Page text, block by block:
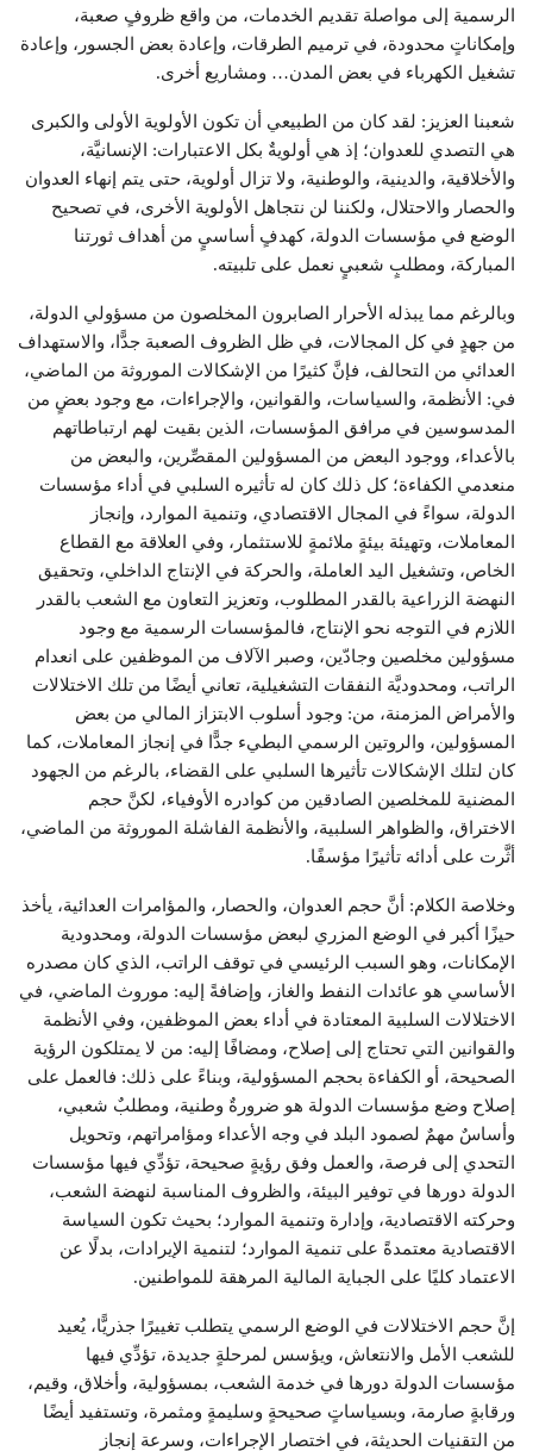
الرسمية إلى مواصلة تقديم الخدمات، من واقع ظروفٍ صعبة،
وإمكاناتٍ محدودة، في ترميم الطرقات، وإعادة بعض الجسور، وإعادة
تشغيل الكهرباء في بعض المدن… ومشاريع أخرى.
شعبنا العزيز: لقد كان من الطبيعي أن تكون الأولوية الأولى والكبرى
هي التصدي للعدوان؛ إذ هي أولويةٌ بكل الاعتبارات: الإنسانيَّة،
والأخلاقية، والدينية، والوطنية، ولا تزال أولوية، حتى يتم إنهاء العدوان
والحصار والاحتلال، ولكننا لن نتجاهل الأولوية الأخرى، في تصحيح
الوضع في مؤسسات الدولة، كهدفٍ أساسيٍ من أهداف ثورتنا
المباركة، ومطلبٍ شعبيٍ نعمل على تلبيته.
وبالرغم مما يبذله الأحرار الصابرون المخلصون من مسؤولي الدولة،
من جهدٍ في كل المجالات، في ظل الظروف الصعبة جدًّا، والاستهداف
العدائي من التحالف، فإنَّ كثيرًا من الإشكالات الموروثة من الماضي،
في: الأنظمة، والسياسات، والقوانين، والإجراءات، مع وجود بعضٍ من
المدسوسين في مرافق المؤسسات، الذين بقيت لهم ارتباطاتهم
بالأعداء، ووجود البعض من المسؤولين المقصِّرين، والبعض من
منعدمي الكفاءة؛ كل ذلك كان له تأثيره السلبي في أداء مؤسسات
الدولة، سواءً في المجال الاقتصادي، وتنمية الموارد، وإنجاز
المعاملات، وتهيئة بيئةٍ ملائمةٍ للاستثمار، وفي العلاقة مع القطاع
الخاص، وتشغيل اليد العاملة، والحركة في الإنتاج الداخلي، وتحقيق
النهضة الزراعية بالقدر المطلوب، وتعزيز التعاون مع الشعب بالقدر
اللازم في التوجه نحو الإنتاج، فالمؤسسات الرسمية مع وجود
مسؤولين مخلصين وجادّين، وصبر الآلاف من الموظفين على انعدام
الراتب، ومحدوديَّة النفقات التشغيلية، تعاني أيضًا من تلك الاختلالات
والأمراض المزمنة، من: وجود أسلوب الابتزاز المالي من بعض
المسؤولين، والروتين الرسمي البطيء جدًّا في إنجاز المعاملات، كما
كان لتلك الإشكالات تأثيرها السلبي على القضاء، بالرغم من الجهود
المضنية للمخلصين الصادقين من كوادره الأوفياء، لكنَّ حجم
الاختراق، والظواهر السلبية، والأنظمة الفاشلة الموروثة من الماضي،
أثَّرت على أدائه تأثيرًا مؤسفًا.
وخلاصة الكلام: أنَّ حجم العدوان، والحصار، والمؤامرات العدائية، يأخذ
حيزًا أكبر في الوضع المزري لبعض مؤسسات الدولة، ومحدودية
الإمكانات، وهو السبب الرئيسي في توقف الراتب، الذي كان مصدره
الأساسي هو عائدات النفط والغاز، وإضافةً إليه: موروث الماضي، في
الاختلالات السلبية المعتادة في أداء بعض الموظفين، وفي الأنظمة
والقوانين التي تحتاج إلى إصلاح، ومضافًا إليه: من لا يمتلكون الرؤية
الصحيحة، أو الكفاءة بحجم المسؤولية، وبناءً على ذلك: فالعمل على
إصلاح وضع مؤسسات الدولة هو ضرورةٌ وطنية، ومطلبٌ شعبي،
وأساسٌ مهمٌ لصمود البلد في وجه الأعداء ومؤامراتهم، وتحويل
التحدي إلى فرصة، والعمل وفق رؤيةٍ صحيحة، تؤدِّي فيها مؤسسات
الدولة دورها في توفير البيئة، والظروف المناسبة لنهضة الشعب،
وحركته الاقتصادية، وإدارة وتنمية الموارد؛ بحيث تكون السياسة
الاقتصادية معتمدةً على تنمية الموارد؛ لتنمية الإيرادات، بدلًا عن
الاعتماد كليًا على الجباية المالية المرهقة للمواطنين.
إنَّ حجم الاختلالات في الوضع الرسمي يتطلب تغييرًا جذريًّا، يُعيد
للشعب الأمل والانتعاش، ويؤسس لمرحلةٍ جديدة، تؤدِّي فيها
مؤسسات الدولة دورها في خدمة الشعب، بمسؤولية، وأخلاق، وقيم،
ورقابةٍ صارمة، وبسياساتٍ صحيحةٍ وسليمةٍ ومثمرة، وتستفيد أيضًا
من التقنيات الحديثة، في اختصار الإجراءات، وسرعة إنجاز